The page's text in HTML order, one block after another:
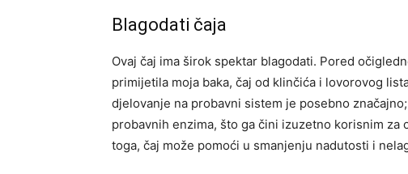
Blagodati čaja
Ovaj čaj ima širok spektar blagodati. Pored
primijetila moja baka, čaj od klinčića i lovorovog
djelovanje na probavni sistem je posebno
probavnih enzima, što ga čini izuzetno korisnim za
toga, čaj može pomoći u smanjenju nadutosti i